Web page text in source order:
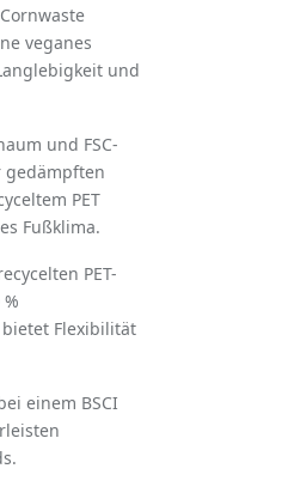
veganes
und
und FSC-
gedämpften
PET
Fußklima.
PET-
Flexibilität
einem BSCI